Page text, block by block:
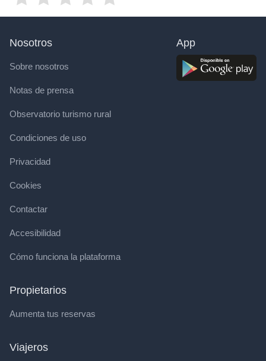
Nosotros
Sobre nosotros
Notas de prensa
Observatorio turismo rural
Condiciones de uso
Privacidad
Cookies
Contactar
Accesibilidad
Cómo funciona la plataforma
Propietarios
Aumenta tus reservas
Viajeros
App